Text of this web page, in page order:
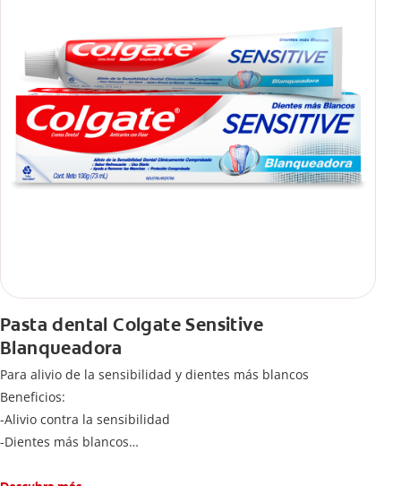
Pasta dental Colgate Sensitive
Blanqueadora
Para alivio de la sensibilidad y dientes más blancos
Beneficios:
-Alivio contra la sensibilidad
-Dientes más blancos